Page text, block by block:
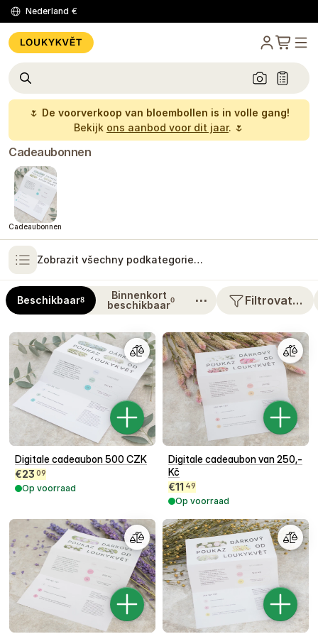
Nederland €
🌷 De voorverkoop van bloembollen is in volle gang!
Bekijk ons aanbod voor dit jaar. 🌷
Cadeaubonnen
Cadeaubonnen
Zobrazit všechny podkategorie…
Beschikbaar8
Binnenkort
beschikbaar0 ⋯ Filtrovat…
Digitale cadeaubon 500 CZK
€23 09
Op voorraad
Digitale cadeaubon van 250,-
Kč
€11 49
Op voorraad